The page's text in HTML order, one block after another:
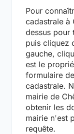
Pour
cadastrale à
dessus pour
puis cliquez
gauche,
est le
formulaire
cadastrale.
mairie de
obtenir les
mairie n'est
requête.